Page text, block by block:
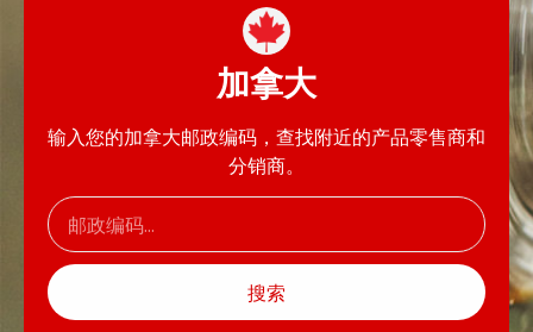
加拿大
输入您的加拿大邮政编码，查找附近的产品零售商和
分销商。
搜索